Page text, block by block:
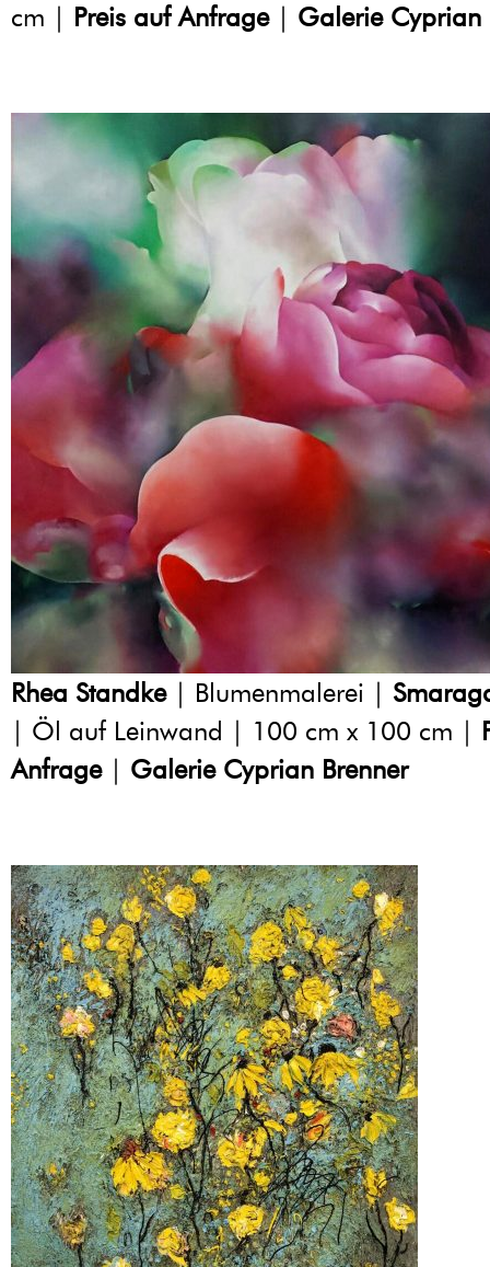
cm | Preis auf Anfrage| Galerie Cyprian
Rhea Standke| Blumenmalerei |
| Öl auf Leinwand | 100 cm x 100 cm |
Anfrage| Galerie Cyprian Brenner